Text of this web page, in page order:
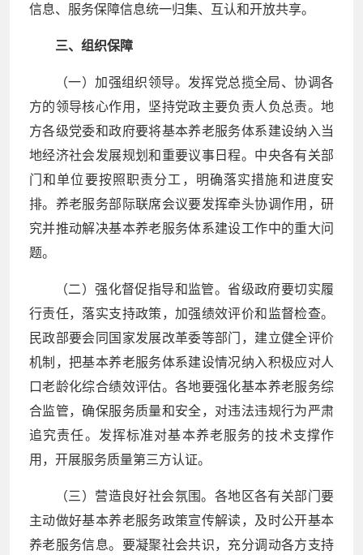
信息、服务保障信息统一归集、互认和开放共享。
三、组织保障
（一）加强组织领导。发挥党总揽全局、协调各
方的领导核心作用，坚持党政主要负责人负总责。地
方各级党委和政府要将基本养老服务体系建设纳入当
地经济社会发展规划和重要议事日程。中央各有关部
门和单位要按照职责分工，明确落实措施和进度安
排。养老服务部际联席会议要发挥牵头协调作用，研
究并推动解决基本养老服务体系建设工作中的重大问
题。
（二）强化督促指导和监管。省级政府要切实履
行责任，落实支持政策，加强绩效评价和监督检查。
民政部要会同国家发展改革委等部门，建立健全评价
机制，把基本养老服务体系建设情况纳入积极应对人
口老龄化综合绩效评估。各地要强化基本养老服务综
合监管，确保服务质量和安全，对违法违规行为严肃
追究责任。发挥标准对基本养老服务的技术支撑作
用，开展服务质量第三方认证。
（三）营造良好社会氛围。各地区各有关部门要
主动做好基本养老服务政策宣传解读，及时公开基本
养老服务信息。要凝聚社会共识，充分调动各方支持